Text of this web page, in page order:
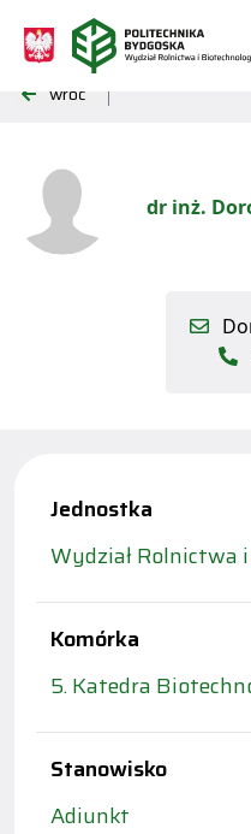
wróć
dr inż.
Jednostka
Wydział Rolnictwa
Komórka
5. Katedra
Stanowisko
Adiunkt